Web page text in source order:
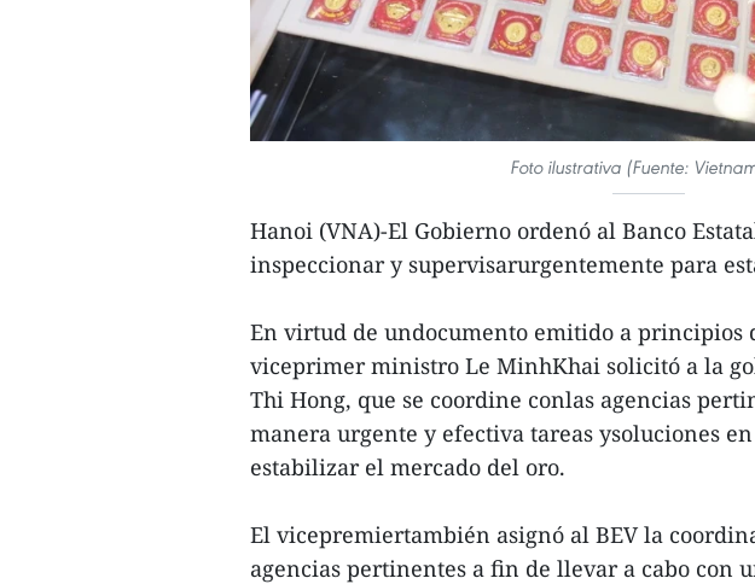
Foto ilustrativa (Fuente:
Hanoi (VNA)-El Gobierno ordenó al Banco
inspeccionar y supervisarurgentemente para
En virtud de undocumento emitido a principios
viceprimer ministro Le MinhKhai solicitó a la
Thi Hong, que se coordine conlas agencias
manera urgente y efectiva tareas ysoluciones
estabilizar el mercado del oro.
El vicepremiertambién asignó al BEV la
agencias pertinentes a fin de llevar a cabo con